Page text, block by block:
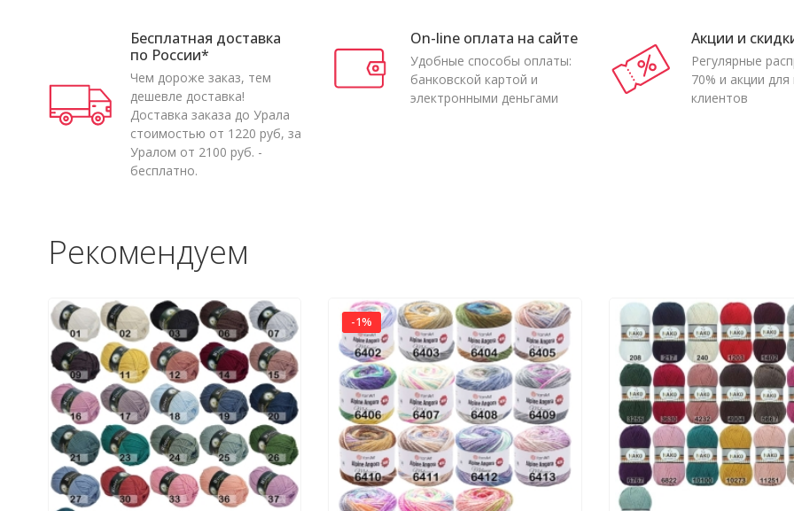
Бесплатная доставка
по России*
Чем дороже заказ, тем
дешевле доставка!
Доставка заказа до Урала
стоимостью от 1220 руб, за
Уралом от 2100 руб. -
бесплатно.
On-line оплата на сайте
Удобные способы оплаты:
банковской картой и
электронными деньгами
Акции и
Регулярные
70% и акции
клиентов
Рекомендуем
-1%